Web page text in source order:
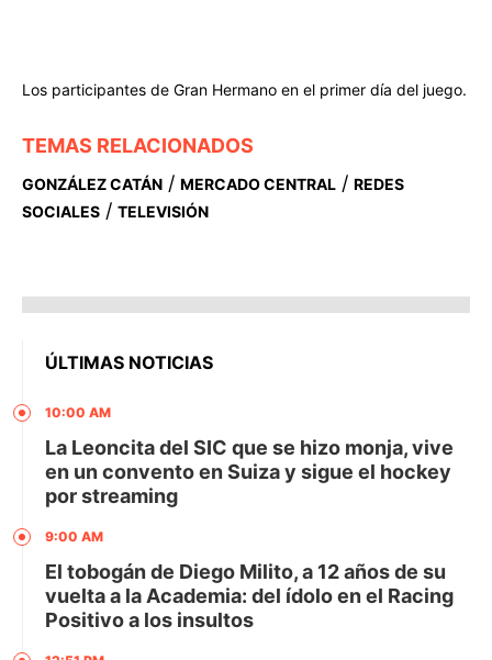
Los participantes de Gran Hermano en el primer día del juego.
TEMAS RELACIONADOS
GONZÁLEZ CATÁN / MERCADO CENTRAL / REDES
SOCIALES / TELEVISIÓN
ÚLTIMAS NOTICIAS
10:00 AM
La Leoncita del SIC que se hizo monja, vive
en un convento en Suiza y sigue el hockey
por streaming
9:00 AM
El tobogán de Diego Milito, a 12 años de su
vuelta a la Academia: del ídolo en el Racing
Positivo a los insultos